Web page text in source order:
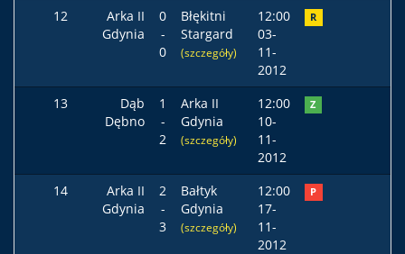
12
Arka II
Gdynia
0
-
0
Błękitni
Stargard
(szczegóły)
12:00
03-
11-
2012
R
13
Dąb
Dębno
1
-
2
Arka II
Gdynia
(szczegóły)
12:00
10-
11-
2012
Z
14
Arka II
Gdynia
2
-
3
Bałtyk
Gdynia
(szczegóły)
12:00
17-
11-
2012
P